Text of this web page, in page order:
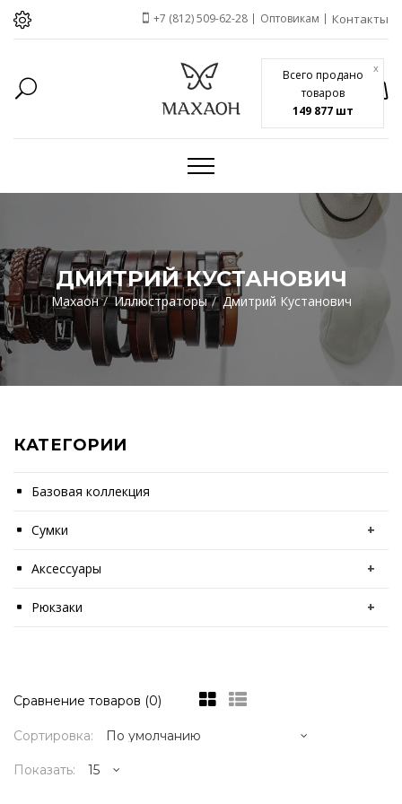
Всего продано
товаров
149 877 шт
x
+7 (812) 509-62-28 Оптовикам Контакты
ДМИТРИЙ КУСТАНОВИЧ
Махаон Иллюстраторы Дмитрий Кустанович
КАТЕГОРИИ
Базовая коллекция
Сумки +
Аксессуары +
Рюкзаки +
Сравнение товаров (0)
Сортировка:
Показать: